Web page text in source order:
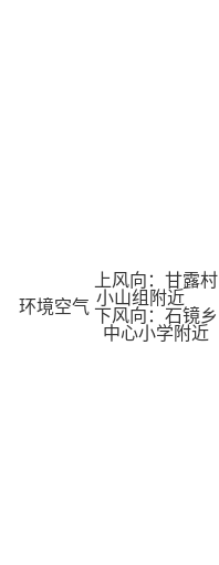
环境空气
上风向：甘露村
小山组附近
下风向：石镜乡
中心小学附近